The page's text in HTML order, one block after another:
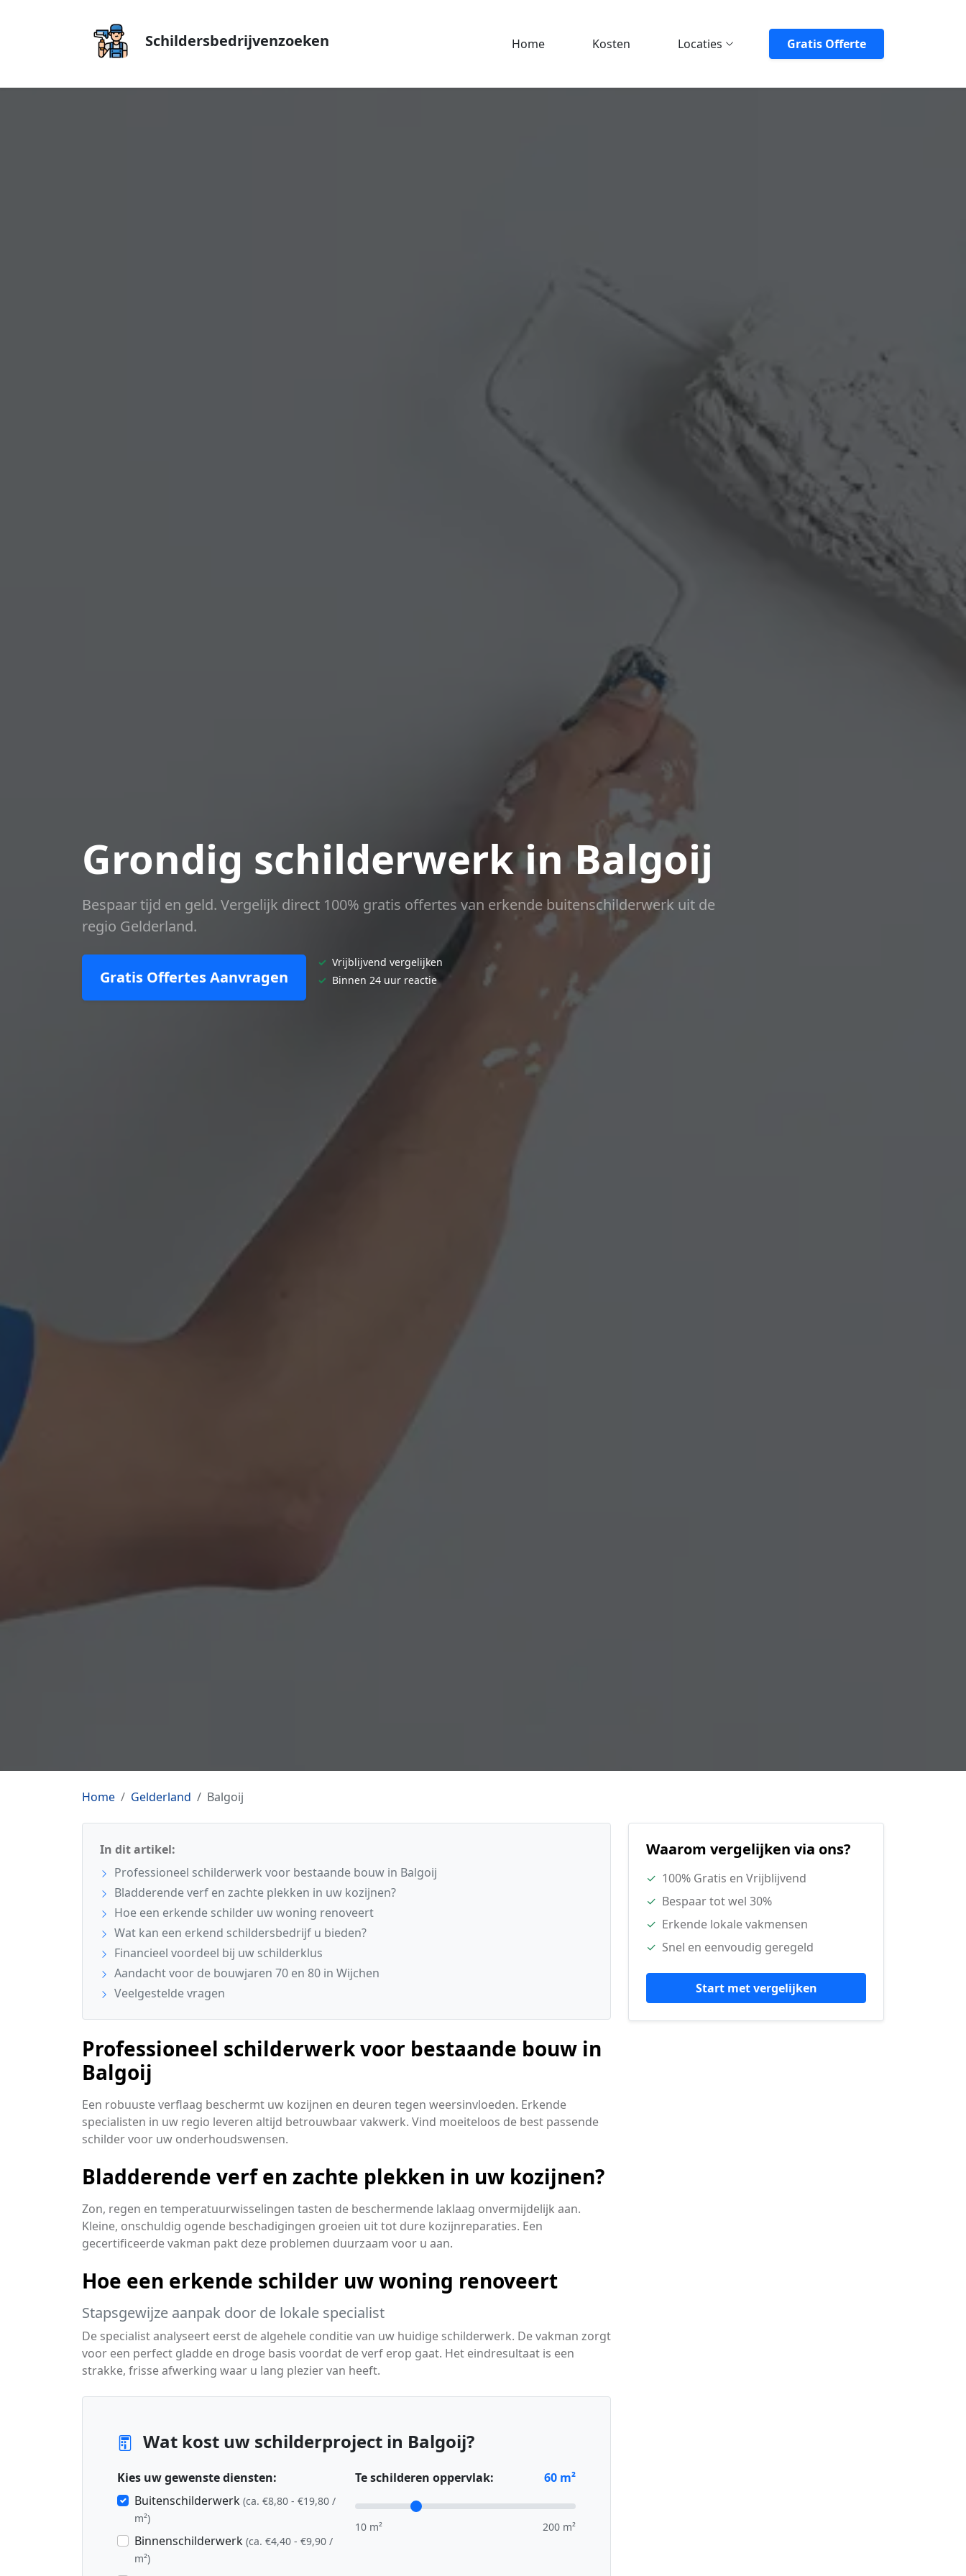
Schildersbedrijvenzoeken Home Kosten Locaties Gratis Offerte
Grondig schilderwerk in Balgoij
Bespaar tijd en geld. Vergelijk direct 100% gratis offertes van erkende buitenschilderwerk uit de
regio Gelderland.
Gratis Offertes Aanvragen
✓ Vrijblijvend vergelijken
✓ Binnen 24 uur reactie
Home Gelderland Balgoij
In dit artikel:
Professioneel schilderwerk voor bestaande bouw in Balgoij
Bladderende verf en zachte plekken in uw kozijnen?
Hoe een erkende schilder uw woning renoveert
Wat kan een erkend schildersbedrijf u bieden?
Financieel voordeel bij uw schilderklus
Aandacht voor de bouwjaren 70 en 80 in Wijchen
Veelgestelde vragen
Professioneel schilderwerk voor bestaande bouw in
Balgoij
Een robuuste verflaag beschermt uw kozijnen en deuren tegen weersinvloeden. Erkende
specialisten in uw regio leveren altijd betrouwbaar vakwerk. Vind moeiteloos de best passende
schilder voor uw onderhoudswensen.
Bladderende verf en zachte plekken in uw kozijnen?
Zon, regen en temperatuurwisselingen tasten de beschermende laklaag onvermijdelijk aan.
Kleine, onschuldig ogende beschadigingen groeien uit tot dure kozijnreparaties. Een
gecertificeerde vakman pakt deze problemen duurzaam voor u aan.
Hoe een erkende schilder uw woning renoveert
Stapsgewijze aanpak door de lokale specialist
De specialist analyseert eerst de algehele conditie van uw huidige schilderwerk. De vakman zorgt
voor een perfect gladde en droge basis voordat de verf erop gaat. Het eindresultaat is een
strakke, frisse afwerking waar u lang plezier van heeft.
Wat kost uw schilderproject in Balgoij?
Kies uw gewenste diensten:
Buitenschilderwerk (ca. €8,80 - €19,80 /
m²)
Binnenschilderwerk (ca. €4,40 - €9,90 /
m²)
Te schilderen oppervlak: 60 m²
10 m² 200 m²
Waarom vergelijken via ons?
✓ 100% Gratis en Vrijblijvend
✓ Bespaar tot wel 30%
✓ Erkende lokale vakmensen
✓ Snel en eenvoudig geregeld
Start met vergelijken